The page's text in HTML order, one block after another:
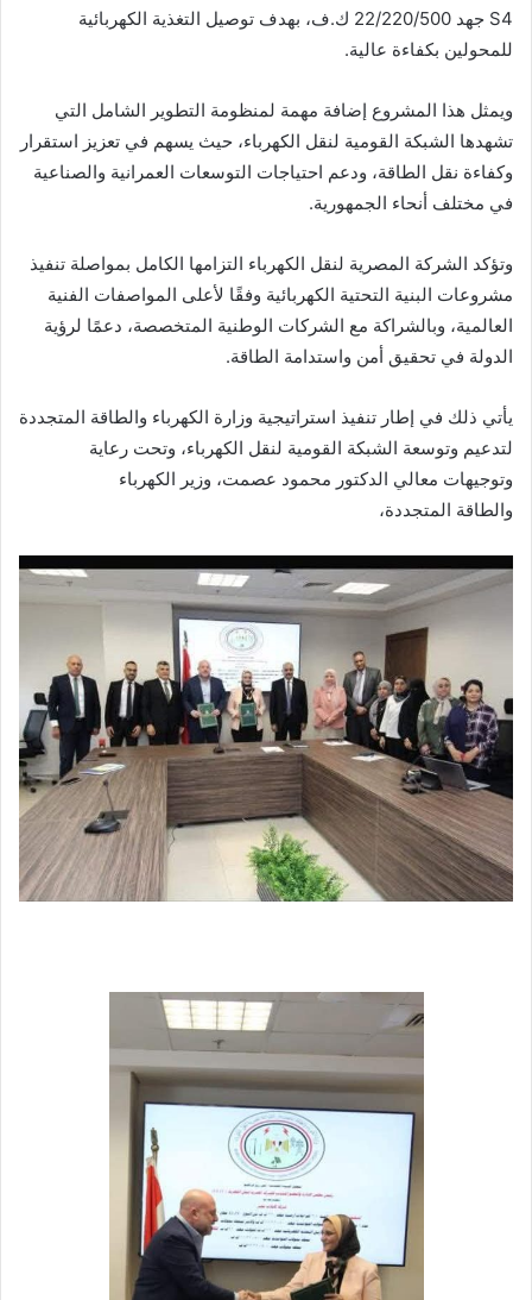
S4 جهد 22/220/500 ك.ف، بهدف توصيل التغذية الكهربائية
للمحولين بكفاءة عالية.
ويمثل هذا المشروع إضافة مهمة لمنظومة التطوير الشامل التي
تشهدها الشبكة القومية لنقل الكهرباء، حيث يسهم في تعزيز استقرار
وكفاءة نقل الطاقة، ودعم احتياجات التوسعات العمرانية والصناعية
في مختلف أنحاء الجمهورية.
وتؤكد الشركة المصرية لنقل الكهرباء التزامها الكامل بمواصلة تنفيذ
مشروعات البنية التحتية الكهربائية وفقًا لأعلى المواصفات الفنية
العالمية، وبالشراكة مع الشركات الوطنية المتخصصة، دعمًا لرؤية
الدولة في تحقيق أمن واستدامة الطاقة.
يأتي ذلك في إطار تنفيذ استراتيجية وزارة الكهرباء والطاقة المتجددة
لتدعيم وتوسعة الشبكة القومية لنقل الكهرباء، وتحت رعاية
وتوجيهات معالي الدكتور محمود عصمت، وزير الكهرباء
والطاقة المتجددة،